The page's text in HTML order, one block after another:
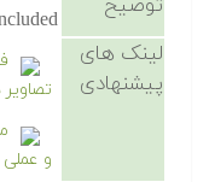
توضیح
لینک های
پیشنهادی
و